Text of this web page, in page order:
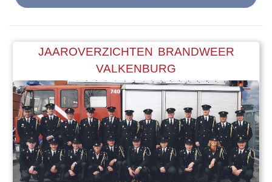
JAAROVERZICHTEN BRANDWEER
VALKENBURG